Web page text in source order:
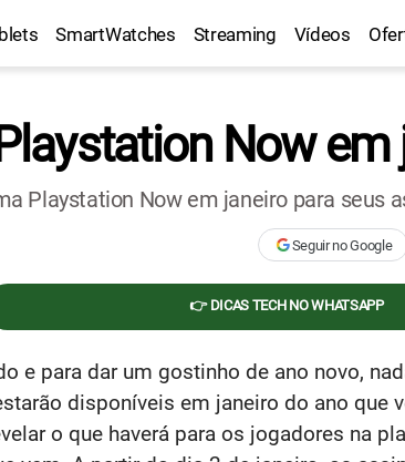
SmartWatches Streaming Vídeos
Now em
Playstation Now em janeiro para seus
Seguir no Google
👉 DICAS TECH NO WHATSAPP
e para dar um gostinho de ano novo,
disponíveis em janeiro do ano que
o que haverá para os jogadores na